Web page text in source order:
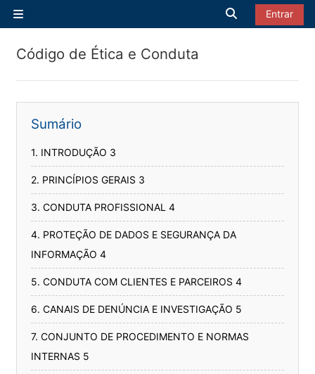
Painel lateral
Alternar
Entrar
Código de Ética e Conduta
Sumário
1. INTRODUÇÃO 3
2. PRINCÍPIOS GERAIS 3
3. CONDUTA PROFISSIONAL 4
4. PROTEÇÃO DE DADOS E SEGURANÇA DA
INFORMAÇÃO 4
5. CONDUTA COM CLIENTES E PARCEIROS 4
6. CANAIS DE DENÚNCIA E INVESTIGAÇÃO 5
7. CONJUNTO DE PROCEDIMENTO E NORMAS
INTERNAS 5